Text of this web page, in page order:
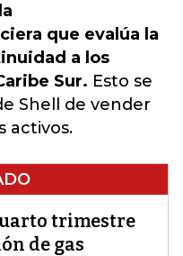
que evalúa la
a los
Sur. Esto se
Shell de vender
activos.
trimestre
de gas